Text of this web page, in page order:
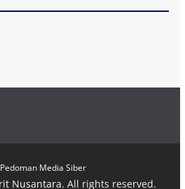
Pedoman Media Siber
Nusantara. All rights reserved.